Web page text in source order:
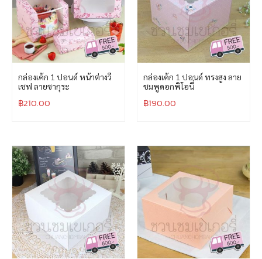
กล่องเค้ก 1 ปอนด์ หน้าต่างวี
เชฟ ลายซากุระ
฿210.00
กล่องเค้ก 1 ปอนด์ ทรงสูง ลาย
ชมพูดอกพิโอนี่
฿190.00